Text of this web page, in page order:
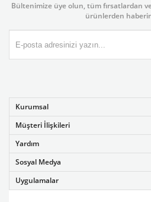
Bültenimize üye olun, tüm fırsatlardan
ürünlerden
Kurumsal
Müşteri İlişkileri
Yardım
Sosyal Medya
Uygulamalar